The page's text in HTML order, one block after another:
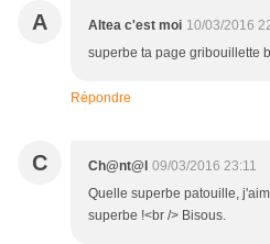
A Altea c'est moi 10/03/2016
superbe ta page gribouillette
Répondre
C Ch@nt@l 09/03/2016 23:11
Quelle superbe patouille,
superbe !<br /> Bisous.